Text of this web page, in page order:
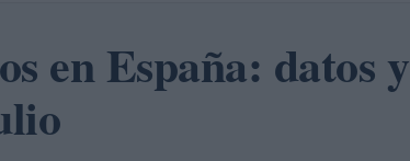
en España: datos y